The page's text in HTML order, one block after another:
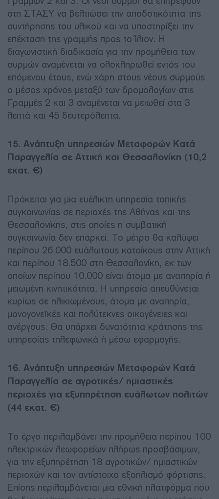
στη ΣΤΑΣΥ να βελτιώσει την αποδοτικότητα της
συντήρησης του υλικού και να υποστηρίξει την
επέκταση της γραμμής προς το Ίλιον. Η
διαγωνιστική διαδικασία για την προμήθεια των
συρμών αναμένεται να ολοκληρωθεί εντός του
επόμενου έτους, ενώ χάρη στους νέους συρμούς
ο μέσος χρόνος μεταξύ των δρομολογίων στις
Γραμμές 2 και 3 αναμένεται να μειωθεί στα 3
λεπτά και 45 δευτερόλεπτα.
15. Ανάπτυξη υπηρεσιών Μεταφορών Κατά
Παραγγελία σε Αττική και Θεσσαλονίκη (10,2
εκατ. €)
Πρόκειται για μια ευέλικτη υπηρεσία τοπικής
συγκοινωνίας σε περιοχές της Αθήνας και της
Θεσσαλονίκης, στις οποίες η συμβατική
συγκοινωνία δεν επαρκεί. Το μέτρο θα καλύψει
περίπου 26.000 ευάλωτους κατοίκους στην Αττική
και περίπου 18.500 στη Θεσσαλονίκη, εκ των
οποίων περίπου 10.000 είναι άτομα με αναπηρία ή
μειωμένη κινητικότητα. Η υπηρεσία απευθύνεται
κυρίως σε ηλικιωμένους, άτομα με αναπηρία,
μονογονεϊκές και πολύτεκνες οικογένειες και
ανέργους. Θα υπάρχει δυνατότητα κράτησης της
υπηρεσίας τηλεφωνικά ή μέσω εφαρμογής.
16. Ανάπτυξη υπηρεσιών Μεταφορών Κατά
Παραγγελία σε αγροτικές/ ημιαστικές
περιοχές για εξυπηρέτηση ευάλωτων πολιτών
(44 εκατ. €)
Το έργο περιλαμβάνει την προμήθεια περίπου 100
ηλεκτρικών λεωφορείων πλήρως προσβάσιμων,
για την εξυπηρέτηση 18 αγροτικών/ ημιαστικών
περιοχών και τον αντίστοιχο εξοπλισμό φόρτισης.
Επίσης περιλαμβάνεται μια εθνική πλατφόρμα που